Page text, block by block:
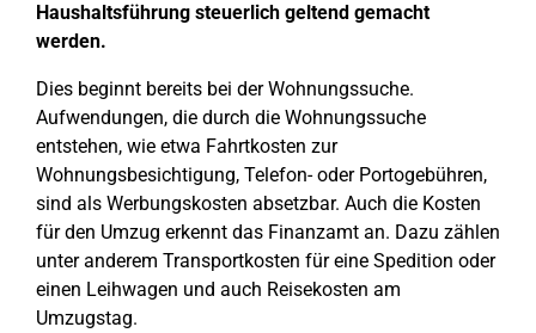
Haushaltsführung steuerlich geltend gemacht
werden.
Dies beginnt bereits bei der Wohnungssuche.
Aufwendungen, die durch die Wohnungssuche
entstehen, wie etwa Fahrtkosten zur
Wohnungsbesichtigung, Telefon- oder Portogebühren,
sind als Werbungskosten absetzbar. Auch die Kosten
für den Umzug erkennt das Finanzamt an. Dazu zählen
unter anderem Transportkosten für eine Spedition oder
einen Leihwagen und auch Reisekosten am
Umzugstag.